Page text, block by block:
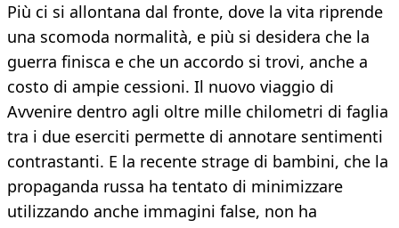
Più ci si allontana dal fronte, dove la vita riprende
una scomoda normalità, e più si desidera che la
guerra finisca e che un accordo si trovi, anche a
costo di ampie cessioni. Il nuovo viaggio di
Avvenire dentro agli oltre mille chilometri di faglia
tra i due eserciti permette di annotare sentimenti
contrastanti. E la recente strage di bambini, che la
propaganda russa ha tentato di minimizzare
utilizzando anche immagini false, non ha